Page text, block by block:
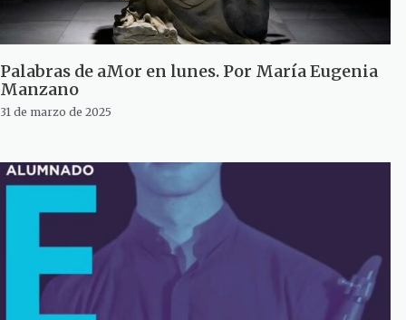
Palabras de aMor en lunes. Por María Eugenia
Manzano
31 de marzo de 2025